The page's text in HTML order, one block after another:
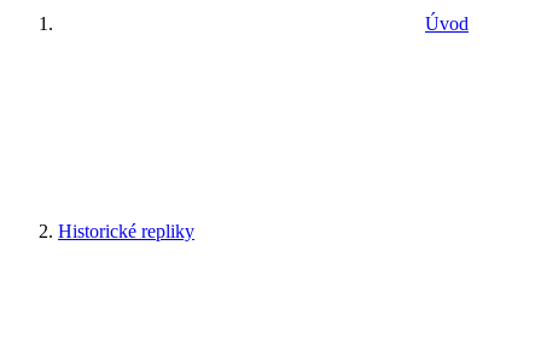
Úvod
Historické repliky